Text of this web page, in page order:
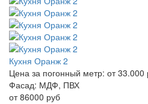
Кухня Оранж 2
Цена за погонный метр: от 33.000
Фасад: МДФ, ПВХ
от 86000 руб